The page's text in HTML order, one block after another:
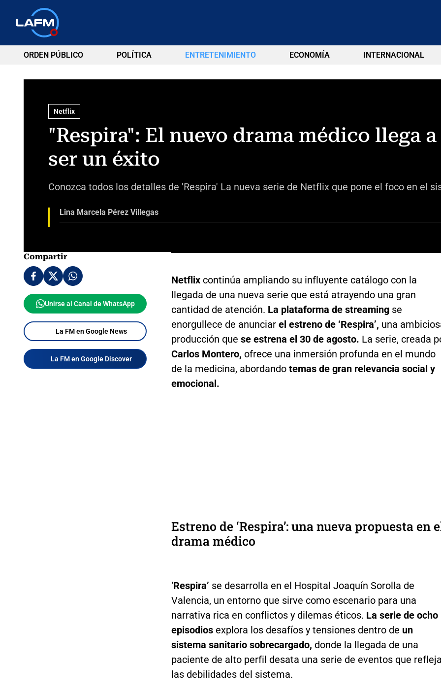
ORDEN PÚBLICO POLÍTICA ENTRETENIMIENTO ECONOMÍA INTERNACIONAL
Netflix
"Respira": El nuevo drama médico llega
ser un éxito
Conozca todos los detalles de 'Respira' La nueva serie de Netflix que pone el foco en el
Lina Marcela Pérez Villegas
Compartir
Unirse al Canal de WhatsApp
La FM en Google News
La FM en Google Discover
Netflixcontinúa ampliando su influyente catálogo con la
llegada de una nueva serie que está atrayendo una gran
cantidad de atención. La plataforma de streamingse
enorgullece de anunciar el estreno de ‘Respira’, una
producción que se estrena el 30 de agosto. La serie, creada
Carlos Montero, ofrece una inmersión profunda en el mundo
de la medicina, abordando temas de gran relevancia social y
emocional.
Estreno de ‘Respira’: una nueva propuesta en
drama médico
‘Respira’ se desarrolla en el Hospital Joaquín Sorolla de
Valencia, un entorno que sirve como escenario para una
narrativa rica en conflictos y dilemas éticos. La serie de ocho
episodiosexplora los desafíos y tensiones dentro de un
sistema sanitario sobrecargado, donde la llegada de una
paciente de alto perfil desata una serie de eventos que
las debilidades del sistema.